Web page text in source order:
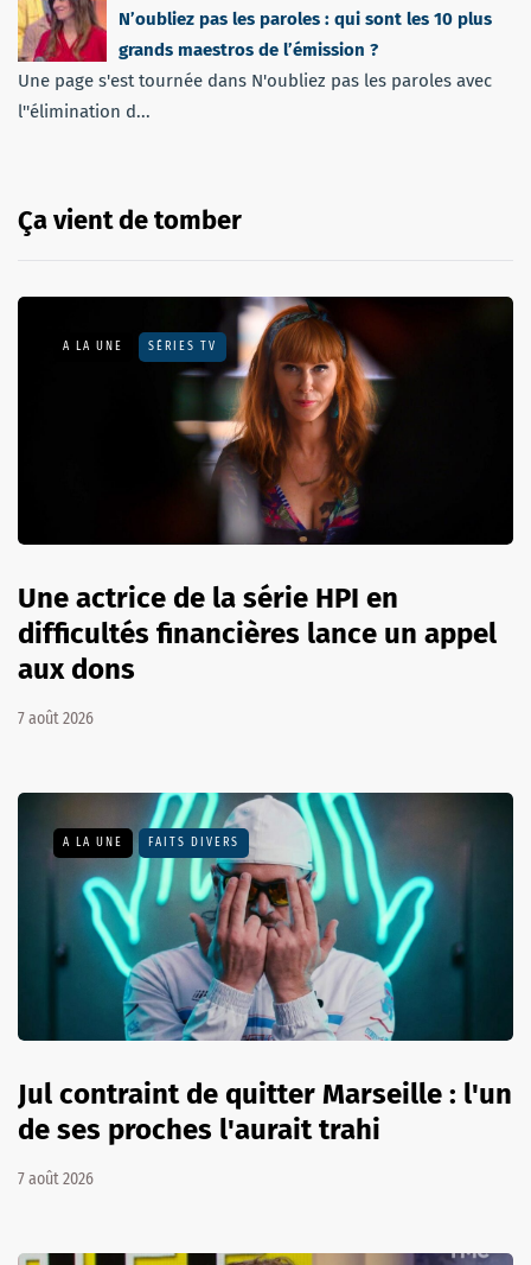
N’oubliez pas les paroles : qui sont les 10 plus
grands maestros de l’émission ?
Une page s'est tournée dans N'oubliez pas les paroles avec
l''élimination d...
Ça vient de tomber
A LA UNE SÉRIES TV
Une actrice de la série HPI en
difficultés financières lance un appel
aux dons
7 août 2026
A LA UNE FAITS DIVERS
Jul contraint de quitter Marseille : l'un
de ses proches l'aurait trahi
7 août 2026